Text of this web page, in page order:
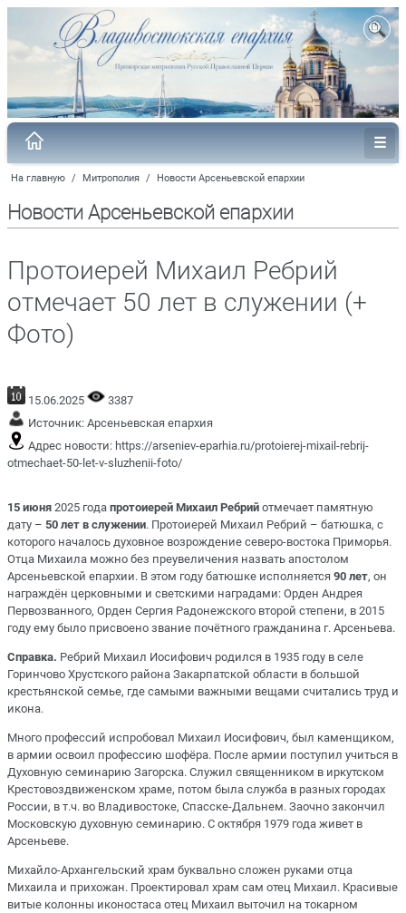
На главную / Митрополия / Новости Арсеньевской епархии
Новости Арсеньевской епархии
Протоиерей Михаил Ребрий
отмечает 50 лет в служении (+
Фото)
15.06.2025
3387
Источник: Арсеньевская епархия
Адрес новости: https://arseniev-eparhia.ru/protoierej-mixail-rebrij-
otmechaet-50-let-v-sluzhenii-foto/
15 июня 2025 года протоиерей Михаил Ребрий отмечает памятную
дату – 50 лет в служении. Протоиерей Михаил Ребрий – батюшка, с
которого началось духовное возрождение северо-востока Приморья.
Отца Михаила можно без преувеличения назвать апостолом
Арсеньевской епархии. В этом году батюшке исполняется 90 лет, он
награждён церковными и светскими наградами: Орден Андрея
Первозванного, Орден Сергия Радонежского второй степени, в 2015
году ему было присвоено звание почётного гражданина г. Арсеньева.
Справка. Ребрий Михаил Иосифович родился в 1935 году в селе
Горинчово Хрустского района Закарпатской области в большой
крестьянской семье, где самыми важными вещами считались труд и
икона.
Много профессий испробовал Михаил Иосифович, был каменщиком,
в армии освоил профессию шофёра. После армии поступил учиться в
Духовную семинарию Загорска. Служил священником в иркутском
Крестовоздвиженском храме, потом была служба в разных городах
России, в т.ч. во Владивостоке, Спасске-Дальнем. Заочно закончил
Московскую духовную семинарию. С октября 1979 года живет в
Арсеньеве.
Михайло-Архангельский храм буквально сложен руками отца
Михаила и прихожан. Проектировал храм сам отец Михаил. Красивые
витые колонны иконостаса отец Михаил выточил на токарном